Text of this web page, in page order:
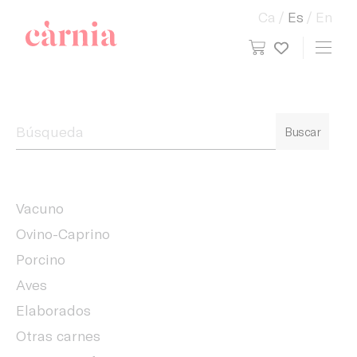
view cartMy
Ca Es En
Buscar
Vacuno
Ovino-Caprino
Porcino
Aves
Elaborados
Otras carnes